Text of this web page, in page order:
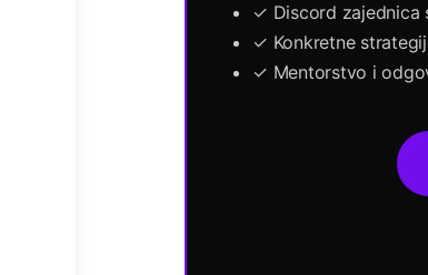
✓ Discord zajednica
✓ Konkretne
✓ Mentorstvo i